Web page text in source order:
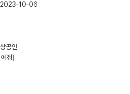
2023-10-06
공인
정)